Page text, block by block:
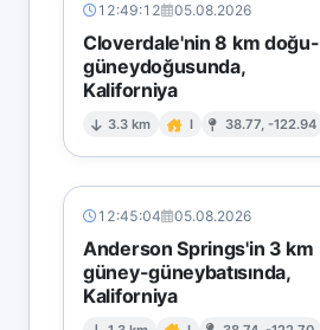
12:49:12 05.08.2026
Cloverdale'nin 8 km doğu-
güneydoğusunda,
Kaliforniya
3.3 km I 38.77, -122.94
12:45:04 05.08.2026
Anderson Springs'in 3 km
güney-güneybatısında,
Kaliforniya